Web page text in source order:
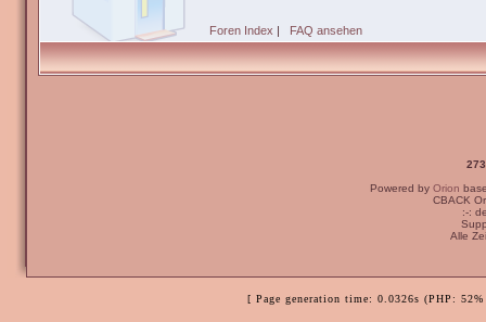
Foren Index | FAQ ansehen
Powered by Orion
CBACK
:-:
Alle
[ Page generation time: 0.0326s (PHP: